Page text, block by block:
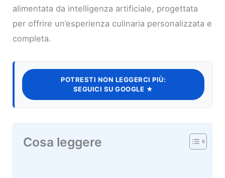
alimentata da intelligenza artificiale, progettata
per offrire un’esperienza culinaria personalizzata e
completa.
POTRESTI NON LEGGERCI PIÙ:
SEGUICI SU GOOGLE ★
Cosa leggere